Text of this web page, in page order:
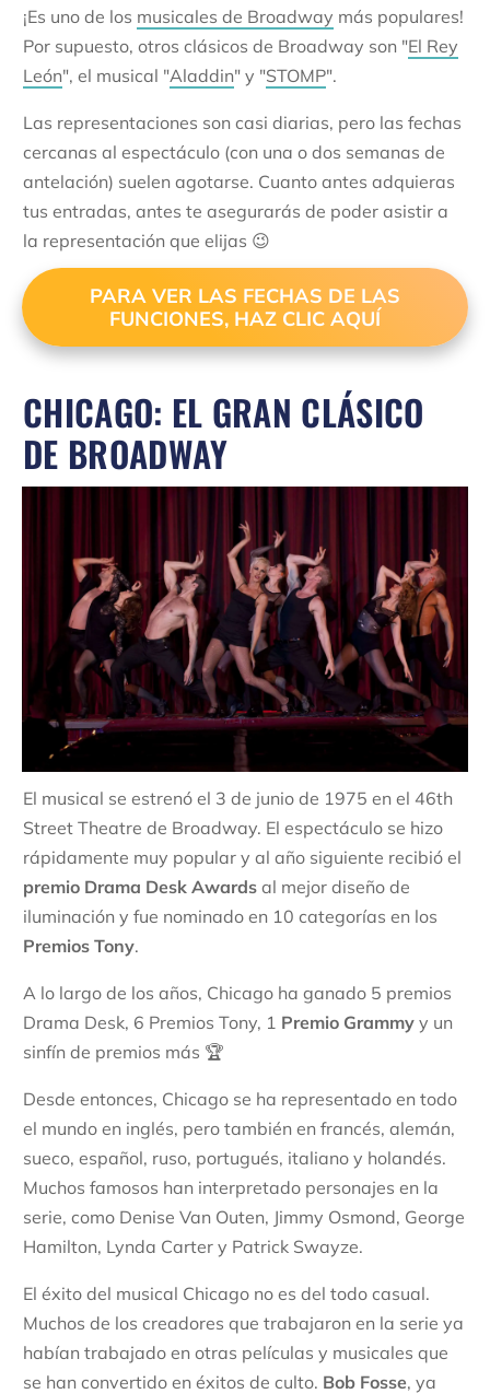
¡Es uno de los musicales de Broadway más populares!
Por supuesto, otros clásicos de Broadway son "El Rey
León", el musical "Aladdin" y "STOMP".
Las representaciones son casi diarias, pero las fechas
cercanas al espectáculo (con una o dos semanas de
antelación) suelen agotarse. Cuanto antes adquieras
tus entradas, antes te asegurarás de poder asistir a
la representación que elijas 😉
PARA VER LAS FECHAS DE LAS
FUNCIONES, HAZ CLIC AQUÍ
CHICAGO: EL GRAN CLÁSICO
DE BROADWAY
El musical se estrenó el 3 de junio de 1975 en el 46th
Street Theatre de Broadway. El espectáculo se hizo
rápidamente muy popular y al año siguiente recibió el
premio Drama Desk Awards al mejor diseño de
iluminación y fue nominado en 10 categorías en los
Premios Tony.
A lo largo de los años, Chicago ha ganado 5 premios
Drama Desk, 6 Premios Tony, 1 Premio Grammy y un
sinfín de premios más 🏆
Desde entonces, Chicago se ha representado en todo
el mundo en inglés, pero también en francés, alemán,
sueco, español, ruso, portugués, italiano y holandés.
Muchos famosos han interpretado personajes en la
serie, como Denise Van Outen, Jimmy Osmond, George
Hamilton, Lynda Carter y Patrick Swayze.
El éxito del musical Chicago no es del todo casual.
Muchos de los creadores que trabajaron en la serie ya
habían trabajado en otras películas y musicales que
se han convertido en éxitos de culto. Bob Fosse, ya